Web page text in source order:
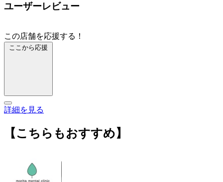
ユーザーレビュー
この店舗を応援する！
ここから応援
詳細を見る
【こちらもおすすめ】